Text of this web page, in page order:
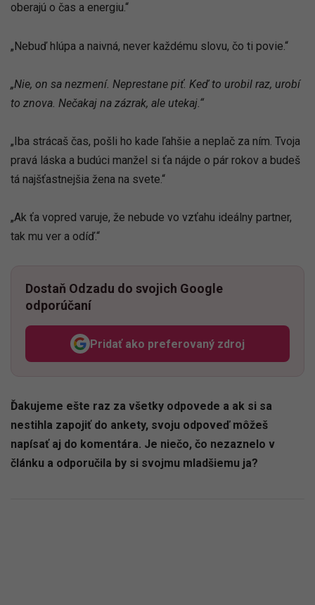
oberajú o čas a energiu.“
„Nebuď hlúpa a naivná, never každému slovu, čo ti povie.“
„Nie, on sa nezmení. Neprestane piť. Keď to urobil raz, urobí
to znova. Nečakaj na zázrak, ale utekaj.“
„Iba strácaš čas, pošli ho kade ľahšie a neplač za ním. Tvoja
pravá láska a budúci manžel si ťa nájde o pár rokov a budeš
tá najšťastnejšia žena na svete.“
„Ak ťa vopred varuje, že nebude vo vzťahu ideálny partner,
tak mu ver a odíď.“
Dostaň Odzadu do svojich Google
odporúčaní
Pridať ako preferovaný zdroj
Odzadu, odkaz sa otvorí v
Ďakujeme ešte raz za všetky odpovede a ak si sa
nestihla zapojiť do ankety, svoju odpoveď môžeš
napísať aj do komentára. Je niečo, čo nezaznelo v
článku a odporučila by si svojmu mladšiemu ja?